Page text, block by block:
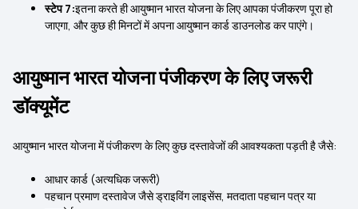
स्टेप 7:इतना करते ही आयुष्मान भारत योजना के लिए आपका पंजीकरण पूरा हो
जाएगा, और कुछ ही मिनटों में अपना आयुष्मान कार्ड डाउनलोड कर पाएंगे।
आयुष्मान भारत योजना पंजीकरण के लिए जरूरी
डॉक्यूमेंट
आयुष्मान भारत योजना में पंजीकरण के लिए कुछ दस्तावेजों की आवश्यकता पड़ती है जैसे:
आधार कार्ड (अत्यधिक जरूरी)
पहचान प्रमाण दस्तावेज जैसे ड्राइविंग लाइसेंस, मतदाता पहचान पत्र या